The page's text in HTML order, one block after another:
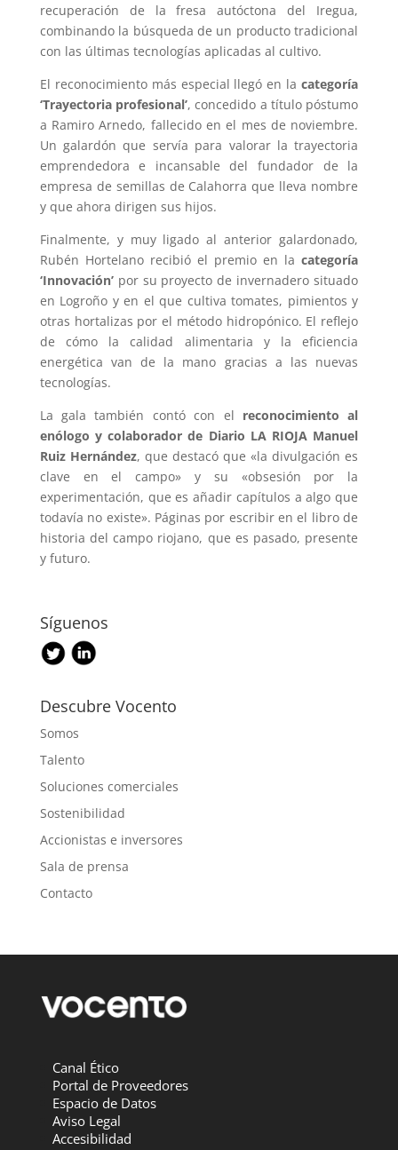
recuperación de la fresa autóctona del Iregua,
combinando la búsqueda de un producto tradicional
con las últimas tecnologías aplicadas al cultivo.
El reconocimiento más especial llegó en lacategoría
‘Trayectoria profesional’, concedido a título póstumo
a Ramiro Arnedo, fallecido en el mes de noviembre.
Un galardón que servía para valorar la trayectoria
emprendedora e incansable del fundador de la
empresa de semillas de Calahorra que lleva nombre
y que ahora dirigen sus hijos.
Finalmente, y muy ligado al anterior galardonado,
Rubén Hortelano recibió el premio en lacategoría
‘Innovación’por su proyecto de invernadero situado
en Logroño y en el que cultiva tomates, pimientos y
otras hortalizas por el método hidropónico. El reflejo
de cómo la calidad alimentaria y la eficiencia
energética van de la mano gracias a las nuevas
tecnologías.
La gala también contó con el reconocimiento al
enólogo y colaborador de Diario LA RIOJA Manuel
Ruiz Hernández, que destacó que «la divulgación es
clave en el campo» y su «obsesión por la
experimentación, que es añadir capítulos a algo que
todavía no existe». Páginas por escribir en el libro de
historia del campo riojano, que es pasado, presente
y futuro.
Síguenos
Descubre Vocento
Somos
Talento
Soluciones comerciales
Sostenibilidad
Accionistas e inversores
Sala de prensa
Contacto
Canal Ético
Portal de Proveedores
Espacio de Datos
Aviso Legal
Accesibilidad